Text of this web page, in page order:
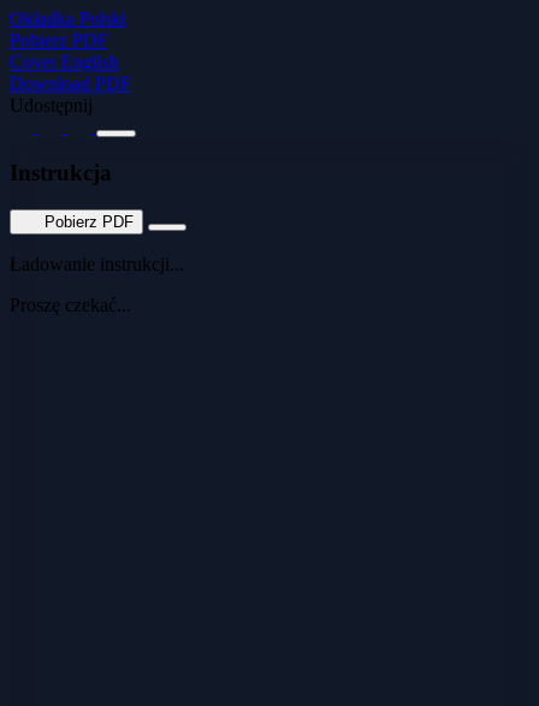
Okładka Polski
Pobierz PDF
Cover English
Download PDF
Udostępnij
Instrukcja
Pobierz PDF
Ładowanie instrukcji...
Proszę czekać...